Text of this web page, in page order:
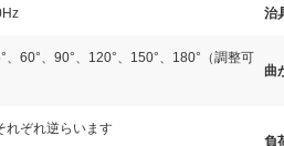
治
、60°、90°、120°、150°、180°（調整可
曲
れぞれ逆らいます
負